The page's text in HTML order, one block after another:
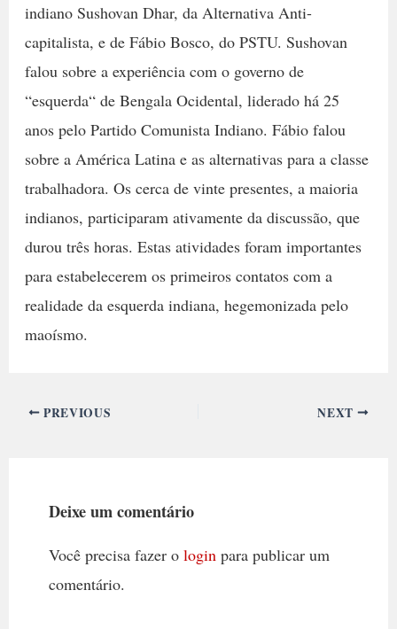
indiano Sushovan Dhar, da Alternativa Anti-
capitalista, e de Fábio Bosco, do PSTU. Sushovan
falou sobre a experiência com o governo de
“esquerda“ de Bengala Ocidental, liderado há 25
anos pelo Partido Comunista Indiano. Fábio falou
sobre a América Latina e as alternativas para a classe
trabalhadora. Os cerca de vinte presentes, a maioria
indianos, participaram ativamente da discussão, que
durou três horas. Estas atividades foram importantes
para estabelecerem os primeiros contatos com a
realidade da esquerda indiana, hegemonizada pelo
maoísmo.
PREVIOUS NEXT
Deixe um comentário
Você precisa fazer o loginpara publicar um
comentário.